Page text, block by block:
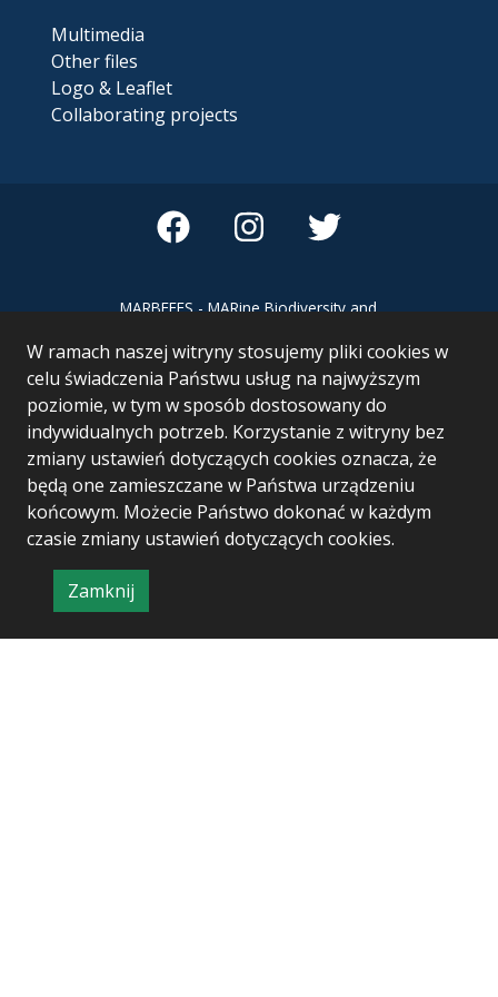
W ramach naszej witryny stosujemy pliki cookies w
celu świadczenia Państwu usług na najwyższym
poziomie, w tym w sposób dostosowany do
indywidualnych potrzeb. Korzystanie z witryny bez
zmiany ustawień dotyczących cookies oznacza, że
będą one zamieszczane w Państwa urządzeniu
końcowym. Możecie Państwo dokonać w każdym
czasie zmiany ustawień dotyczących cookies.
Zamknij
informację
o
Multimedia
Other files
Logo & Leaflet
Collaborating projects
MARBEFES - MARine Biodiversity and
Ecosystem Services MARBEFES project
has received funding from the European
Union’s Horizon Europe research and
innovation programme under Grant
Agreement no 101060937
Project & realization: